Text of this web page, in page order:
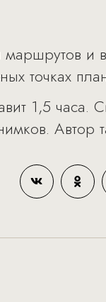
и
точках
1,5
Автор